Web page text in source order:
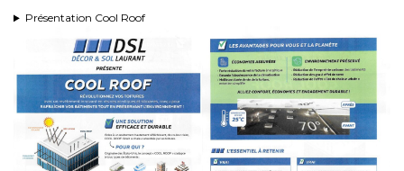
Présentation Cool Roof